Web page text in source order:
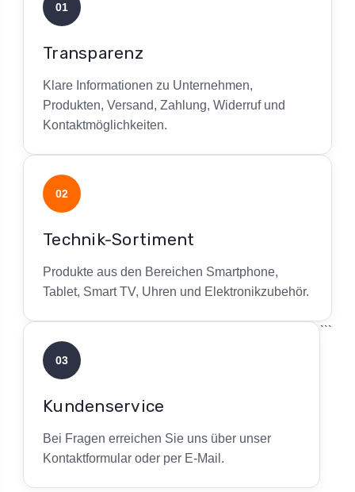
01
Transparenz
Klare Informationen zu Unternehmen,
Produkten, Versand, Zahlung, Widerruf und
Kontaktmöglichkeiten.
02
Technik-Sortiment
Produkte aus den Bereichen Smartphone,
Tablet, Smart TV, Uhren und Elektronikzubehör.
03
Kundenservice
Bei Fragen erreichen Sie uns über unser
Kontaktformular oder per E-Mail.
```